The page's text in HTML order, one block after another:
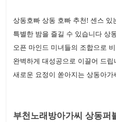
상동호빠 상동 호빠 추천! 센스 있
특별한 밤을 즐길 수 있습니다 상
오픈 마인드 미녀들의 조합으로
완벽하게 대성공으로 이끌어 드
새로운 요정이 쏟아지는 상동아가
부천노래방아가씨 상동퍼